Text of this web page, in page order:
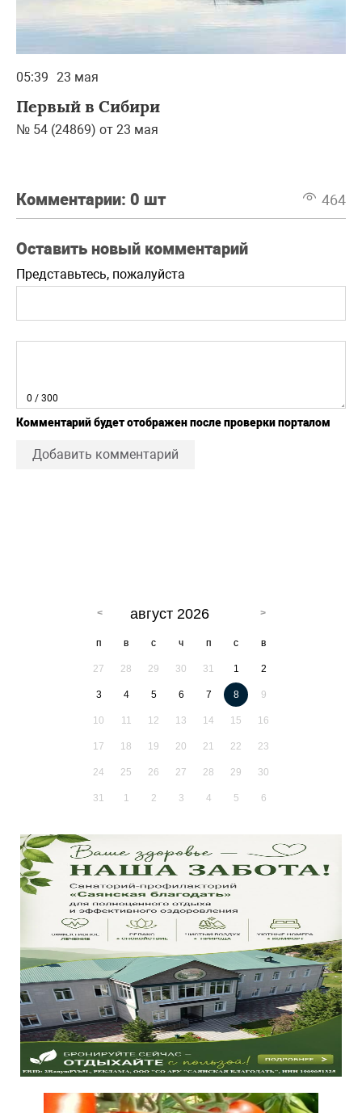
05:39 23 мая
Первый в Сибири
№ 54 (24869) от 23 мая
Комментарии: 0 шт 464
Оставить новый комментарий
Представьтесь, пожалуйста
0 / 300
Комментарий будет отображен после проверки порталом
Добавить комментарий
август 2026
п в с ч п с в
27 28 29 30 31 1 2
3 4 5 6 7 8 9
10 11 12 13 14 15 16
17 18 19 20 21 22 23
24 25 26 27 28 29 30
31 1 2 3 4 5 6